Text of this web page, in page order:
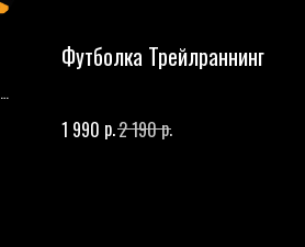
Футболка Трейлраннинг
1 990 р.2 190р.